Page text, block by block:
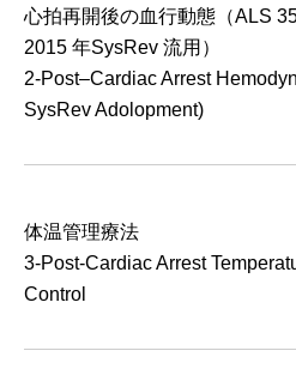
心拍再開後の血行動態（ALS
2015 年SysRev 流用）
2-Post–Cardiac Arrest
SysRev Adolopment)
体温管理療法
3-Post-Cardiac Arrest
Control